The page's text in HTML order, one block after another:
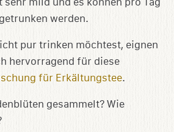
sehr mild und es können pro Tag
werden.
pur trinken möchtest, eignen
hervorragend für diese
für Erkältungstee.
gesammelt? Wie